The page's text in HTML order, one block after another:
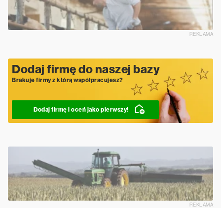
REKLAMA
Dodaj firmę do naszej bazy
Brakuje firmy z którą współpracujesz?
Dodaj firmę i oceń jako pierwszy!
REKLAMA